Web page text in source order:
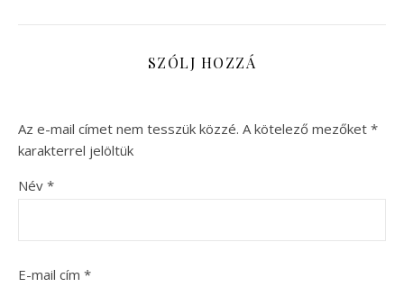
SZÓLJ HOZZÁ
Az e-mail címet nem tesszük közzé. A kötelező mezőket *
karakterrel jelöltük
Név *
E-mail cím *